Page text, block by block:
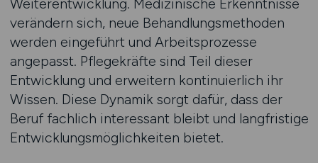
Weiterentwicklung. Medizinische Erkenntnisse
verändern sich, neue Behandlungsmethoden
werden eingeführt und Arbeitsprozesse
angepasst. Pflegekräfte sind Teil dieser
Entwicklung und erweitern kontinuierlich ihr
Wissen. Diese Dynamik sorgt dafür, dass der
Beruf fachlich interessant bleibt und langfristige
Entwicklungsmöglichkeiten bietet.